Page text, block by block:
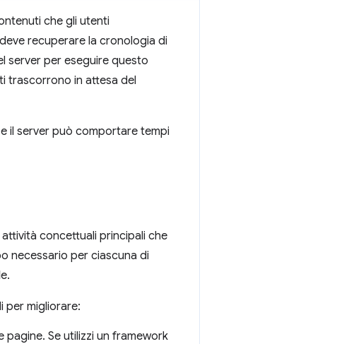
che gli utenti
recuperare la cronologia di
server per eseguire questo
trascorrono in attesa del
il server può comportare tempi
concettuali principali che
necessario per ciascuna di
per migliorare:
Se utilizzi un framework